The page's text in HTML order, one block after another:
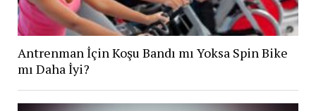
Antrenman İçin Koşu Bandı mı Yoksa Spin Bike
mı Daha İyi?